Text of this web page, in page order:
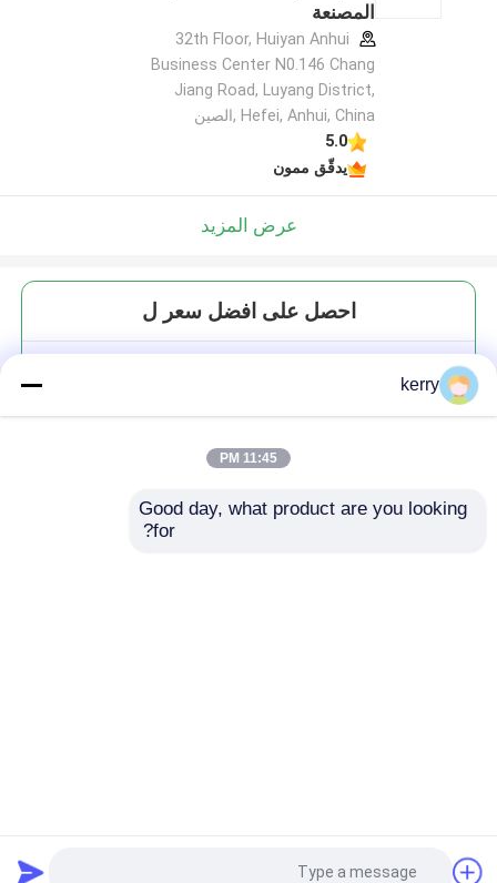
المصنعة
32th Floor, Huiyan Anhui
Business Center N0.146 Chang
Jiang Road, Luyang District,
Hefei, Anhui, China ,الصين
5.0
يدقّق ممون
عرض المزيد
احصل على افضل سعر ل
Anhui Idea Technology Imp & Exp Co., Ltd.. All
kerry
11:45 PM
Good day, what product are you looking
for?